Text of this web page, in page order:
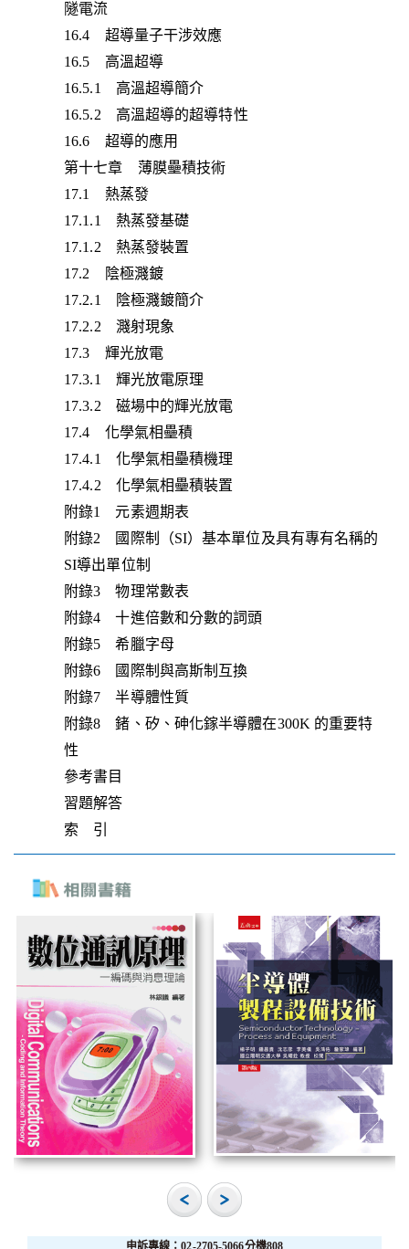
隧電流
16.4 超導量子干涉效應
16.5 高溫超導
16.5.1 高溫超導簡介
16.5.2 高溫超導的超導特性
16.6 超導的應用
第十七章 薄膜壘積技術
17.1 熱蒸發
17.1.1 熱蒸發基礎
17.1.2 熱蒸發裝置
17.2 陰極濺鍍
17.2.1 陰極濺鍍簡介
17.2.2 濺射現象
17.3 輝光放電
17.3.1 輝光放電原理
17.3.2 磁場中的輝光放電
17.4 化學氣相壘積
17.4.1 化學氣相壘積機理
17.4.2 化學氣相壘積裝置
附錄1 元素週期表
附錄2 國際制（SI）基本單位及具有專有名稱的
SI導出單位制
附錄3 物理常數表
附錄4 十進倍數和分數的詞頭
附錄5 希臘字母
附錄6 國際制與高斯制互換
附錄7 半導體性質
附錄8 鍺、矽、砷化鎵半導體在300K 的重要特
性
參考書目
習題解答
索 引
申訴專線：02-2705-5066分機808